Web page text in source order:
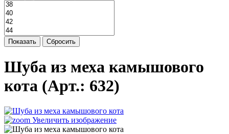
Показать Сбросить
Шуба из меха камышового
кота (Арт.: 632)
Увеличить изображение